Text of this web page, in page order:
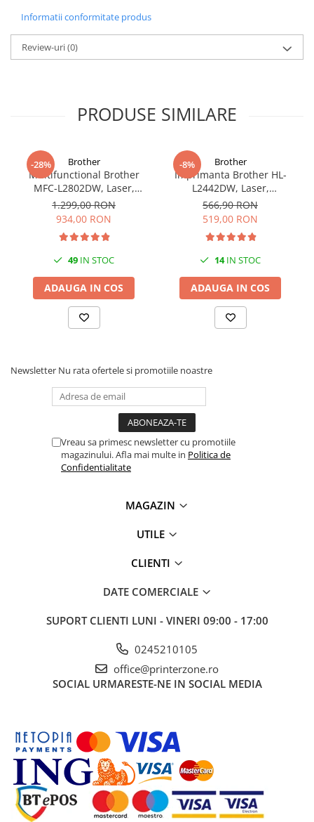
Informatii conformitate produs
Review-uri(0)
PRODUSE SIMILARE
-28% Brother
Multifunctional Brother
MFC-L2802DW, Laser,
Monocrom, Wi-Fi, USB, ADF,
A4, Duplex, 32ppm
1.299,00 RON
934,00 RON
49 IN STOC
ADAUGA IN COS
-8% Brother
Imprimanta Brother HL-
L2442DW, Laser,
Monocrom, A4, 30 ppm,
Wireless, USB 2.0
566,90 RON
519,00 RON
14IN STOC
ADAUGA IN COS
Newsletter Nu rata ofertele si promotiile noastre
Vreau sa primesc newsletter cu promotiile
magazinului. Afla mai multe in Politica de
Confidentialitate
MAGAZIN
UTILE
CLIENTI
DATE COMERCIALE
SUPORT CLIENTI LUNI - VINERI 09:00 - 17:00
0245210105
office@printerzone.ro
SOCIAL URMARESTE-NE IN SOCIAL MEDIA